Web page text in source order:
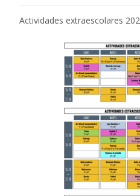
Actividades extraescolares